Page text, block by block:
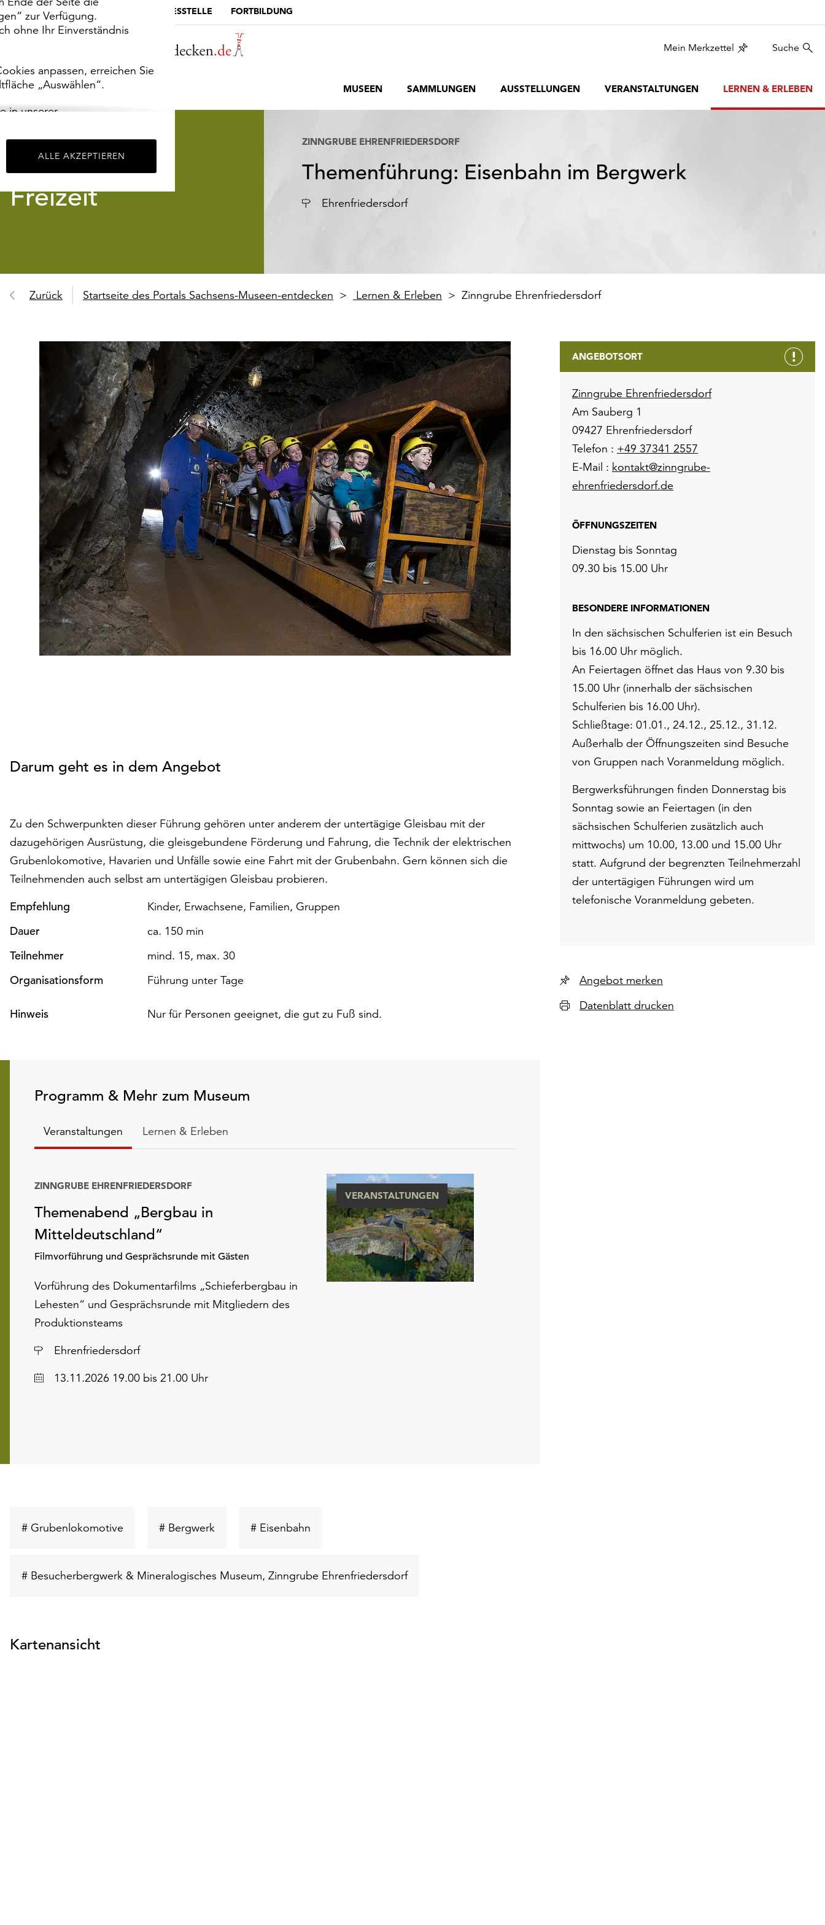
zur Verfügung.
ohne Ihr Einverständnis
anpassen, erreichen Sie
„Auswählen“.
in unserer
ALLE AKZEPTIEREN
MUSEUMSPORTAL DIE LANDESSTELLE FORTBILDUNG
Mein Merkzettel Suche
MUSEEN SAMMLUNGEN AUSSTELLUNGEN VERANSTALTUNGEN LERNEN & ERLEBEN
Freizeit
ZINNGRUBE EHRENFRIEDERSDORF
Themenführung: Eisenbahn im Bergwerk
Ort Ehrenfriedersdorf
Zurück Startseite des Portals Sachsens-Museen-entdecken Lernen & Erleben Zinngrube Ehrenfriedersdorf
Darum geht es in dem Angebot
Zu den Schwerpunkten dieser Führung gehören unter anderem der untertägige Gleisbau mit der
dazugehörigen Ausrüstung, die gleisgebundene Förderung und Fahrung, die Technik der elektrischen
Grubenlokomotive, Havarien und Unfälle sowie eine Fahrt mit der Grubenbahn. Gern können sich die
Teilnehmenden auch selbst am untertägigen Gleisbau probieren.
Empfehlung
Kinder, Erwachsene, Familien, Gruppen
Dauer
ca. 150 min
Teilnehmer
mind. 15, max. 30
Organisationsform
Führung unter Tage
Hinweis Nur für Personen geeignet, die gut zu Fuß sind.
Programm & Mehr zum Museum
Veranstaltungen Lernen & Erleben
Themenabend „Bergbau in
Mitteldeutschland“
Filmvorführung und Gesprächsrunde mit Gästen
ZINNGRUBE EHRENFRIEDERSDORF
Vorführung des Dokumentarfilms „Schieferbergbau in
Lehesten“ und Gesprächsrunde mit Mitgliedern des
Produktionsteams
Ort
Ehrenfriedersdorf
Datum13.11.2026 19.00 bis 21.00 Uhr
VERANSTALTUNGEN
# GrubenlokomotiveSchlüsselwort
# Bergwerk Schlüsselwort# Eisenbahn
# Besucherbergwerk & Mineralogisches Museum, Zinngrube EhrenfriedersdorfSchlüsselwort
Kartenansicht
ANGEBOTSORT
Zinngrube Ehrenfriedersdorf
Am Sauberg 1
09427 Ehrenfriedersdorf
Telefon : +49 37341 2557
E-Mail : kontakt@zinngrube-
ehrenfriedersdorf.de
ÖFFNUNGSZEITEN
Dienstag bis Sonntag
09.30 bis 15.00 Uhr
BESONDERE INFORMATIONEN
In den sächsischen Schulferien ist ein Besuch
bis 16.00 Uhr möglich.
An Feiertagen öffnet das Haus von 9.30 bis
15.00 Uhr (innerhalb der sächsischen
Schulferien bis 16.00 Uhr).
Schließtage: 01.01., 24.12., 25.12., 31.12.
Außerhalb der Öffnungszeiten sind Besuche
von Gruppen nach Voranmeldung möglich.
Bergwerksführungen finden Donnerstag bis
Sonntag sowie an Feiertagen (in den
sächsischen Schulferien zusätzlich auch
mittwochs) um 10.00, 13.00 und 15.00 Uhr
statt. Aufgrund der begrenzten Teilnehmerzahl
der untertägigen Führungen wird um
telefonische Voranmeldung gebeten.
Angebot merken
Datenblatt drucken